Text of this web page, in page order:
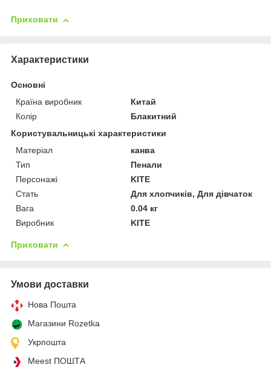
Приховати
Характеристики
Основні
Країна виробник
Китай
Колір
Блакитний
Користувальницькі характеристики
Матеріал
канва
Тип
Пенали
Персонажі
KITE
Стать
Для хлопчиків, Для дівчаток
Вага
0.04 кг
Виробник
KITE
Приховати
Умови доставки
Нова Пошта
Магазини Rozetka
Укрпошта
Meest ПОШТА